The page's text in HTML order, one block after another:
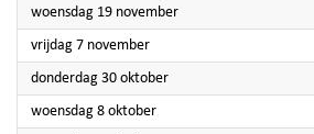
woensdag 19 november2025
vrijdag 7 november2025
donderdag 30 oktober2025
woensdag 8 oktober2025